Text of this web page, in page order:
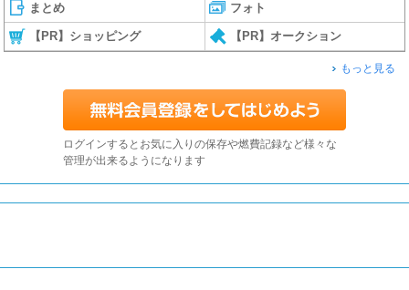
まとめ フォト
【PR】ショッピング 【PR】オークション
もっと見る
ログインするとお気に入りの保存や燃費記録など様々な
管理が出来るようになります